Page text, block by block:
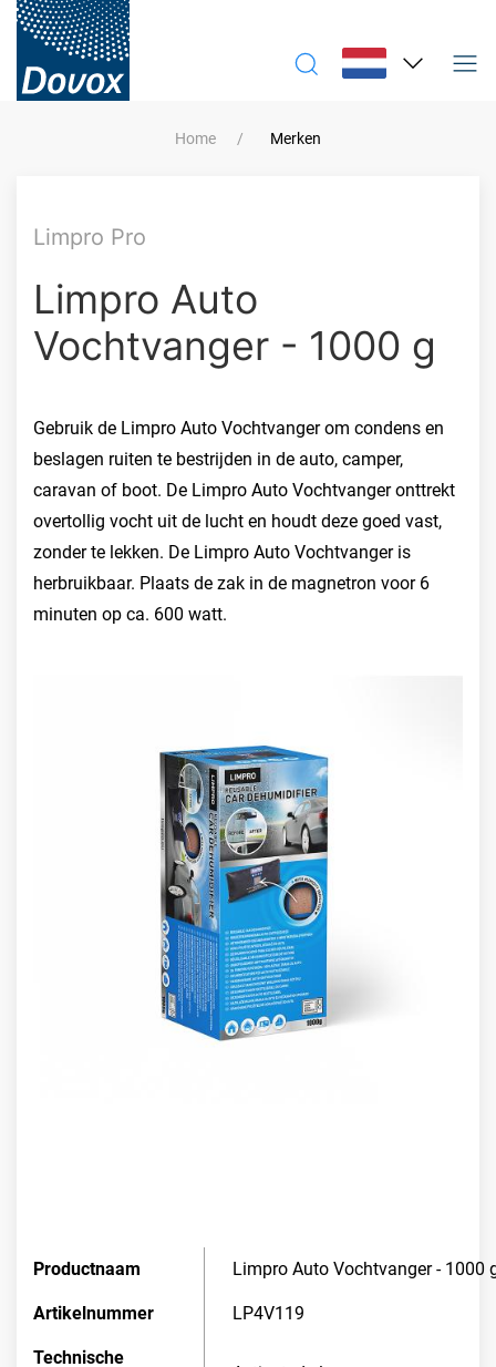
Home Merken
Limpro Auto
Vochtvanger - 1000 g
Limpro Pro
Gebruik de Limpro Auto Vochtvanger om condens en
beslagen ruiten te bestrijden in de auto, camper,
caravan of boot. De Limpro Auto Vochtvanger onttrekt
overtollig vocht uit de lucht en houdt deze goed vast,
zonder te lekken. De Limpro Auto Vochtvanger is
herbruikbaar. Plaats de zak in de magnetron voor 6
minuten op ca. 600 watt.
Productnaam Limpro Auto Vochtvanger - 1000
Artikelnummer LP4V119
Technische